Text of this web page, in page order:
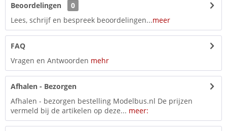
Beoordelingen
0
Lees, schrijf en bespreek beoordelingen...meer
FAQ
Vragen en Antwoorden mehr
Afhalen - Bezorgen
Afhalen - bezorgen bestelling Modelbus.nl De prijzen
vermeld bij de artikelen op deze... meer: